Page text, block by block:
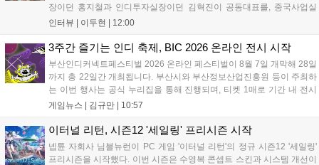
장이던 홍지철과 인디투자실장이던 김혁진이 공동대표를, 중국사업실
장이던 이민정이 이사를 맡았다. 출범 한 달여 만에 위메이드맥스의 전
들어왔다. 서비스 중인...
인터뷰 | 이두현 | 12:00
3주간 즐기는 인디 축제, BIC 2026 온라인 전시 시작
부산인디커넥트페스티벌 2026 온라인 페스티벌이 8월 7일 개막해 28일
까지 총 22일간 개최됩니다. 부산시와 부산정보산업진흥원 등이 주최하
는 이번 행사는 공식 누리집을 통해 진행되며, 티켓 1매로 기간 내 전시
작을 제한 없이 체험할 수 있습니다. 일반 및 루키 부문 등 다양한 인디게
세계 누구나 참여 가능한 이번 행사는 역대 최대 규모로 열려 인디게임
게임뉴스 | 김규만 | 10:57
이터널 리턴, 시즌12 '세일링' 프리시즌 시작
넵튠 자회사 님블뉴런이 PC 게임 '이터널 리턴'의 정규 시즌12 '세일링'
프리시즌을 시작했다. 이번 시즌은 수영복 콘셉트 스킨과 시스템 개선이